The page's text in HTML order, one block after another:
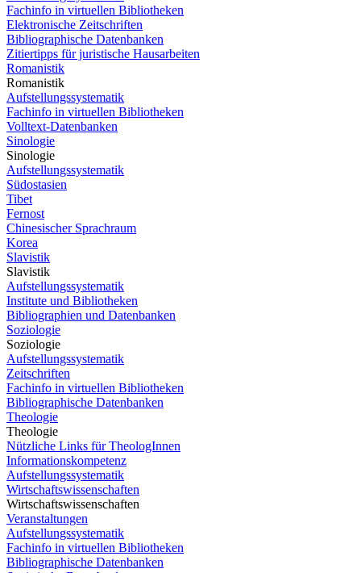
Fachinfo in virtuellen Bibliotheken
Elektronische Zeitschriften
Bibliographische Datenbanken
Zitiertipps für juristische Hausarbeiten
Romanistik
Romanistik
Aufstellungssystematik
Fachinfo in virtuellen Bibliotheken
Volltext-Datenbanken
Sinologie
Sinologie
Aufstellungssystematik
Südostasien
Tibet
Fernost
Chinesischer Sprachraum
Korea
Slavistik
Slavistik
Aufstellungssystematik
Institute und Bibliotheken
Bibliographien und Datenbanken
Soziologie
Soziologie
Aufstellungssystematik
Zeitschriften
Fachinfo in virtuellen Bibliotheken
Bibliographische Datenbanken
Theologie
Theologie
Nützliche Links für TheologInnen
Informationskompetenz
Aufstellungssystematik
Wirtschaftswissenschaften
Wirtschaftswissenschaften
Veranstaltungen
Aufstellungssystematik
Fachinfo in virtuellen Bibliotheken
Bibliographische Datenbanken